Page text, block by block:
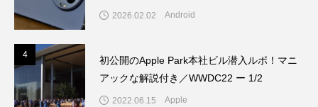
2026.02.02 Android
4
初公開のApple Park本社ビル潜入ルポ！マニ
アックな解説付き／WWDC22 ー 1/2
2022.06.15 Apple